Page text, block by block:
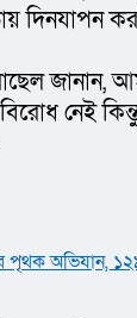
দিনযাপন
জানান,
নেই